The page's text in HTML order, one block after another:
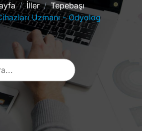
İller
Tepebaşı
Uzmanı - Odyolog